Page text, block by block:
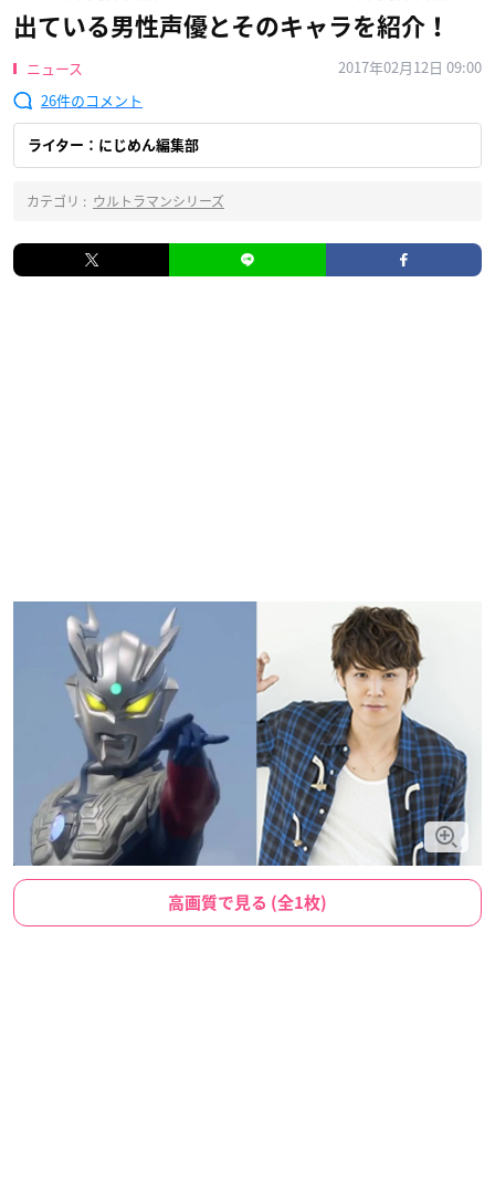
出ている男性声優とそのキャラを紹介！
ニュース
2017年02月12日 09:00
26
ライター：にじめん編集部
カテゴリ : ウルトラマンシリーズ
高画質で見る (全1枚)